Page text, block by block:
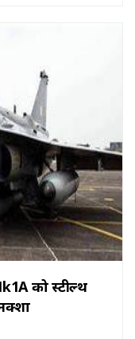
को स्टील्थ